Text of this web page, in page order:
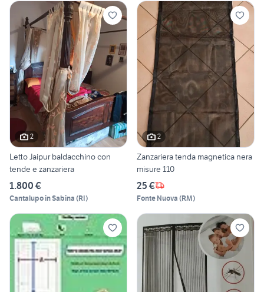
2
Letto Jaipur baldacchino con
tende e zanzariera
1.800 €
Cantalupo in Sabina (RI)
2
Zanzariera tenda magnetica nera
misure 110
25 €
Fonte Nuova (RM)